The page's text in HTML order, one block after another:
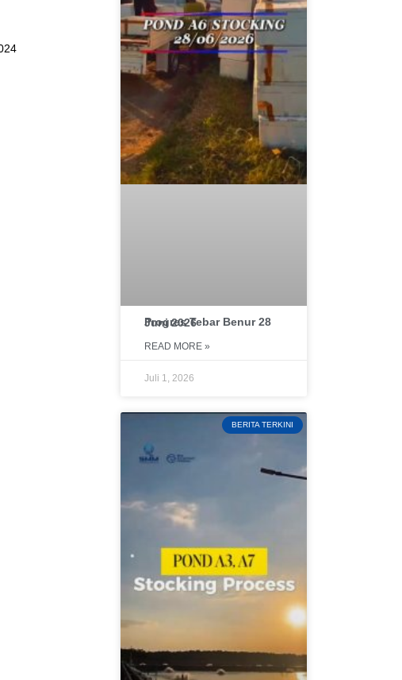
Progres Tebar Benur 28 Juni 2026
READ MORE »
Juli 1, 2026
BERITA TERKINI